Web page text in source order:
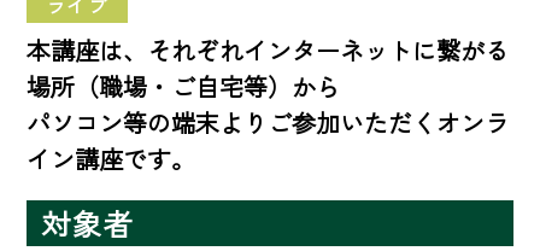
本講座は、それぞれインターネットに繋がる
場所（職場・ご自宅等）から
パソコン等の端末よりご参加いただくオンラ
イン講座です。
対象者